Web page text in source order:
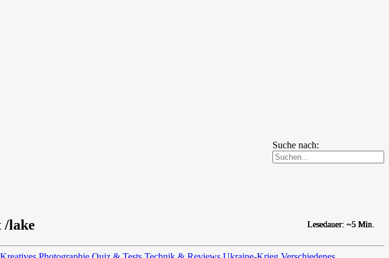
Suche nach:
/lake Lesedauer: ~5 Min.
Lesedauer: ~5 Min.
Lesedauer: ~5 Min.
Lesedauer: ~5 Min.